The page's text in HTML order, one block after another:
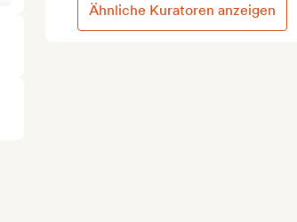
Ähnliche Kuratoren anzeigen